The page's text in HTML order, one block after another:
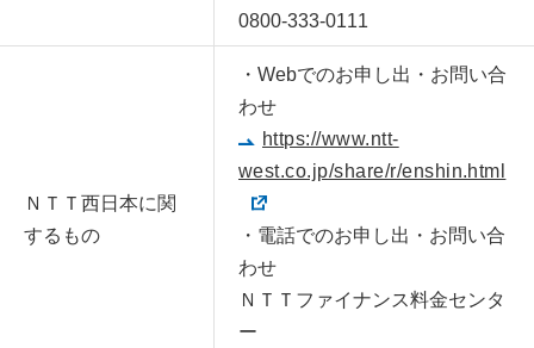
0800-333-0111
ＮＴＴ西日本に関
するもの
・Webでのお申し出・お問い合
わせ
https://www.ntt-
west.co.jp/share/r/enshin.html
・電話でのお申し出・お問い合
わせ
ＮＴＴファイナンス料金センタ
ー